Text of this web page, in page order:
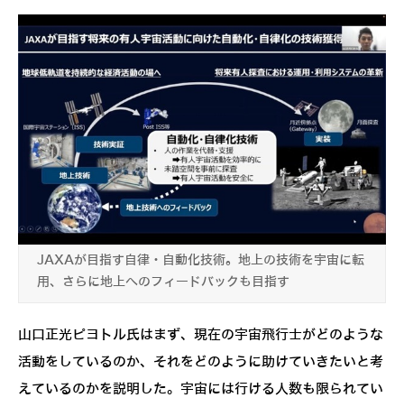
JAXAが目指す自律・自動化技術。地上の技術を宇宙に転
用、さらに地上へのフィードバックも目指す
山口正光ピヨトル氏はまず、現在の宇宙飛行士がどのような
活動をしているのか、それをどのように助けていきたいと考
えているのかを説明した。宇宙には行ける人数も限られてい